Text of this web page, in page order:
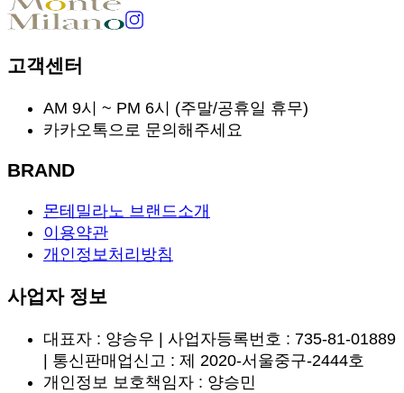
고객센터
AM 9시 ~ PM 6시 (주말/공휴일 휴무)
카카오톡으로 문의해주세요
BRAND
몬테밀라노 브랜드소개
이용약관
개인정보처리방침
사업자 정보
대표자 : 양승우 | 사업자등록번호 : 735-81-01889
| 통신판매업신고 : 제 2020-서울중구-2444호
개인정보 보호책임자 : 양승민